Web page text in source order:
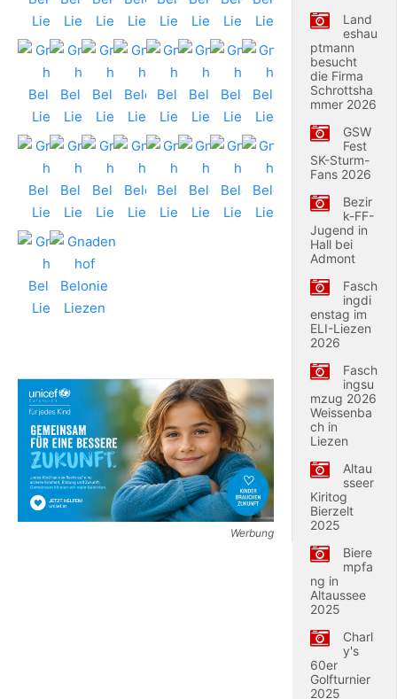
Werbung
Land
eshau
ptmann
besucht
die Firma
Schrottsha
mmer 2026
GSW
Fest
SK-Sturm-
Fans 2026
Bezir
k-FF-
Jugend in
Hall bei
Admont
Fasch
ingdi
enstag im
ELI-Liezen
2026
Fasch
ingsu
mzug 2026
Weissenba
ch in
Liezen
Altau
sseer
Kiritog
Bierzelt
2025
Biere
mpfa
ng in
Altaussee
2025
Charl
y's
60er
Golfturnier
2025